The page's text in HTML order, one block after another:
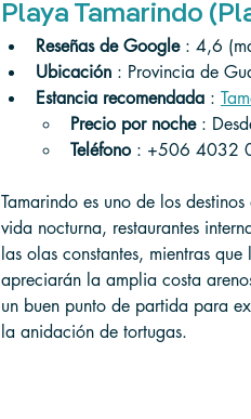
Playa Tamarindo
Reseñas de Google : 4,6
Ubicación : Provincia de
Estancia recomendada :
Precio por noche :
Teléfono : +506 4032
Tamarindo es uno de los
vida nocturna, restaurantes
las olas constantes, mientras
apreciarán la amplia costa
un buen punto de partida para
la anidación de tortugas.